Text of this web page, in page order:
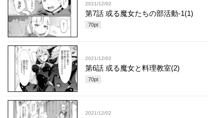
2021/12/02
第7話 或る魔女たちの部活動-1(1)
70pt
2021/12/02
第6話 或る魔女と料理教室(2)
70pt
2021/12/02